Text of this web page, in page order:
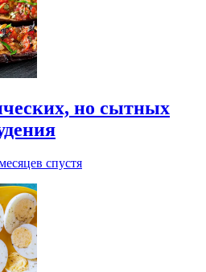
но сытных
спустя